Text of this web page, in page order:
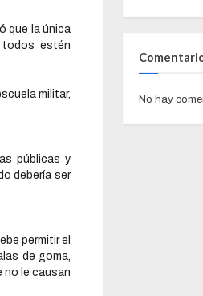
que la única
todos estén
militar,
públicas y
debería ser
permitir el
de goma,
no le causan
No hay